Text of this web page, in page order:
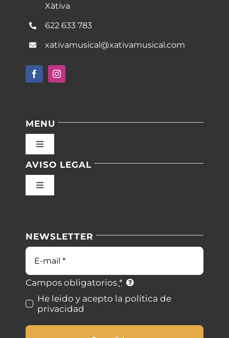
Xàtiva
622 633 783
xativamusical@xativamusical.com
MENU
Toggle
Inicio
Blog
Contacto
AVISO LEGAL
Toggle
Condiciones de uso
Ley de cookies
Desistimiento
NEWSLETTER
Correo
electrónico
Campos obligatorios *
He leido y acepto la política de
privacidad